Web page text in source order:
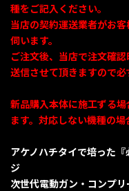
種をご記入ください。
当店の契約運送業者がお
伺います。
ご注文後、当店で注文確
送信させて頂きますので必
新品購入本体に施工ずる
ます。対応しない機種の場
アケノハチタイで培った
ジ
次世代電動ガン・コンプリ